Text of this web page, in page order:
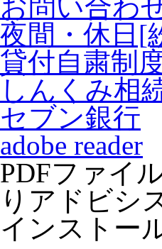
お問い合わ
夜間・休日[
貸付自粛制
しんくみ相
セブン銀行
adobe reader
PDFファイ
りアドビシ
インストー